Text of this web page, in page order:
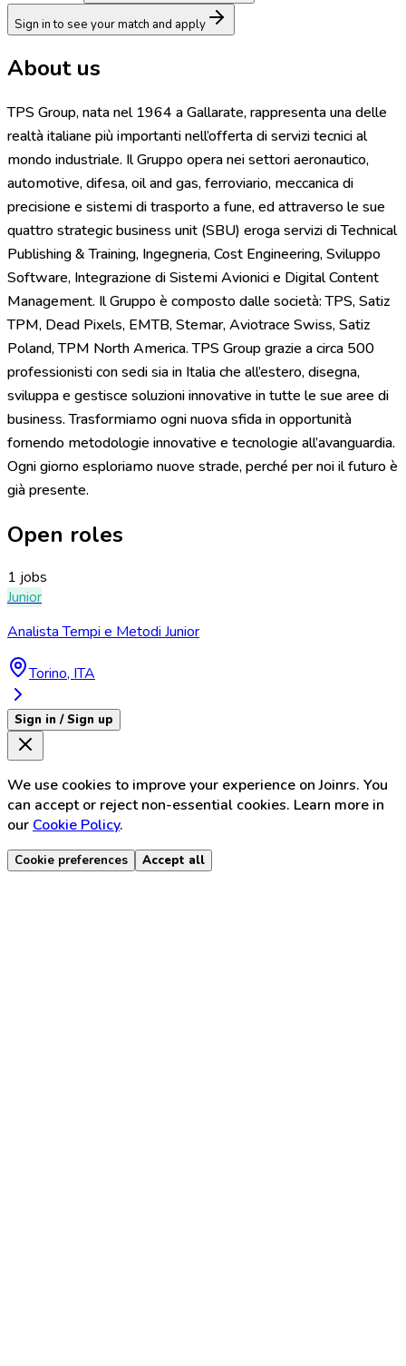
Sign in to see your match and apply
About us
TPS Group, nata nel 1964 a Gallarate, rappresenta una delle
realtà italiane più importanti nell’offerta di servizi tecnici al
mondo industriale. Il Gruppo opera nei settori aeronautico,
automotive, difesa, oil and gas, ferroviario, meccanica di
precisione e sistemi di trasporto a fune, ed attraverso le sue
quattro strategic business unit (SBU) eroga servizi di Technical
Publishing & Training, Ingegneria, Cost Engineering, Sviluppo
Software, Integrazione di Sistemi Avionici e Digital Content
Management. Il Gruppo è composto dalle società: TPS, Satiz
TPM, Dead Pixels, EMTB, Stemar, Aviotrace Swiss, Satiz
Poland, TPM North America. TPS Group grazie a circa 500
professionisti con sedi sia in Italia che all’estero, disegna,
sviluppa e gestisce soluzioni innovative in tutte le sue aree di
business. Trasformiamo ogni nuova sfida in opportunità
fornendo metodologie innovative e tecnologie all’avanguardia.
Ogni giorno esploriamo nuove strade, perché per noi il futuro è
già presente.
Open roles
1 jobs
Junior
Analista Tempi e Metodi Junior
Torino, ITA
Sign in / Sign up
We use cookies to improve your experience on Joinrs. You
can accept or reject non-essential cookies. Learn more in
our Cookie Policy.
Cookie preferences Accept all